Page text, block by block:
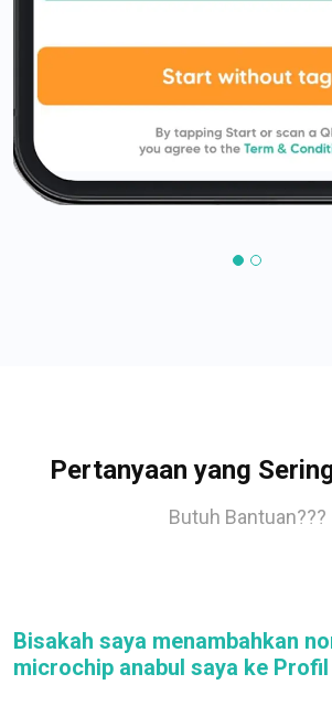
Pertanyaan yang
Butuh Bantuan???
Bisakah saya menambahkan
microchip anabul saya ke Profil